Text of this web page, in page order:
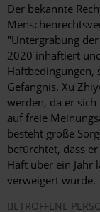
Der bekannte
"Untergrabung
2020 inhaftiert
Haftbedingungen,
Gefängnis. Xu
werden, da er
auf freie
besteht große
befürchtet, dass
Haft über ein Jahr
verweigert wurde.
BETROFFENE